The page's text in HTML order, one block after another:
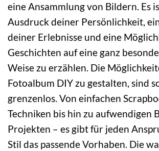
eine Ansammlung von Bildern. Es
Ausdruck deiner Persönlichkeit,
deiner Erlebnisse und eine
Geschichten auf eine ganz
Weise zu erzählen. Die
Fotoalbum DIY zu gestalten, sind
grenzenlos. Von einfachen
Techniken bis hin zu aufwendigen
Projekten – es gibt für jeden
Stil das passende Vorhaben. Die